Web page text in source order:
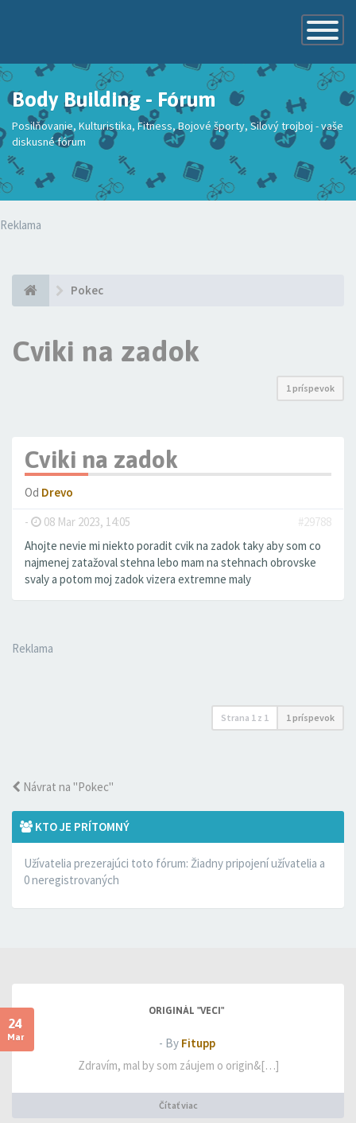
Toggle
Body Building - Fórum
Posilňovanie, Kulturistika, Fitness, Bojové športy, Silový trojboj - vaše
diskusné fórum
Reklama
Pokec
Cviki na zadok
1 príspevok
Cviki na zadok
Od Drevo
-
08 Mar 2023, 14:05
#29788
Ahojte nevie mi niekto poradit cvik na zadok taky aby som co
najmenej zatažoval stehna lebo mam na stehnach obrovske
svaly a potom moj zadok vizera extremne maly
Reklama
Strana 1 z 1 1 príspevok
Návrat na "Pokec"
KTO JE PRÍTOMNÝ
Užívatelia prezerajúci toto fórum: Žiadny pripojení užívatelia a
0 neregistrovaných
24
Mar
ORIGINÁL "VECI"
- By Fitupp
Zdravím, mal by som záujem o origin&[…]
Čítať viac